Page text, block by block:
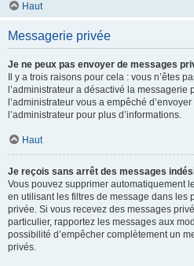
Haut
Messagerie privée
Je ne peux pas envoyer de messages
Il y a trois raisons pour cela : vous n’êtes
l’administrateur a désactivé la messagerie
l’administrateur vous a empêché
l’administrateur pour plus d’informations.
Haut
Je reçois sans arrêt des messages
Vous pouvez supprimer automatiquement
en utilisant les filtres de message dans les
privée. Si vous recevez des messages
particulier, rapportez les messages aux
possibilité d’empêcher complètement un
privés.